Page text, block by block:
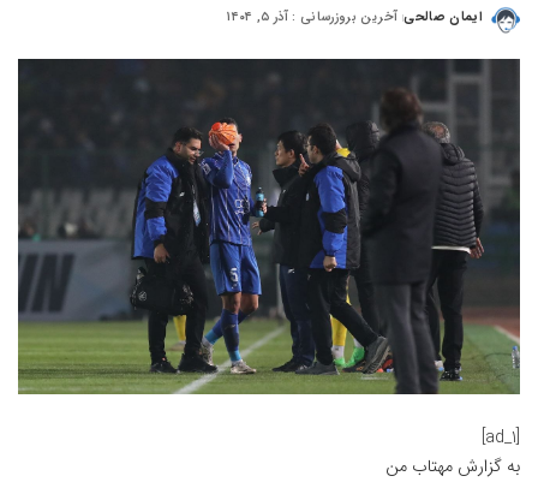
ایمان صالحی آخرین بروزرسانی : آذر ۵, ۱۴۰۴
[ad_1]
به گزارش مهتاب من